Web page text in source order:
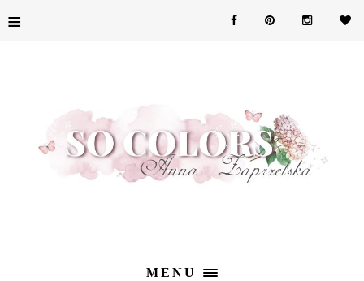
≡
MENU